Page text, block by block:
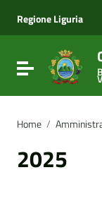
Vai al menu di
Vai al footer
Regione Liguria
Attiva /
Home /
2025